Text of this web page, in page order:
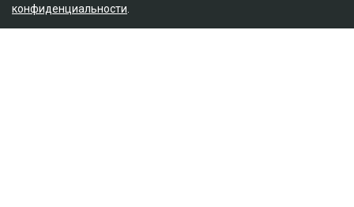
Редакция
О проекте
конфиденциальности